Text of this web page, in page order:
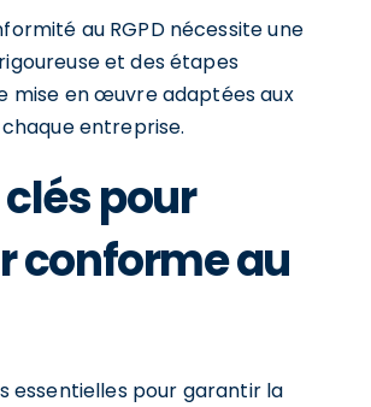
au RGPD nécessite une
et des étapes
mise en œuvre adaptées aux
entreprise.
pour
conforme au
essentielles pour garantir la